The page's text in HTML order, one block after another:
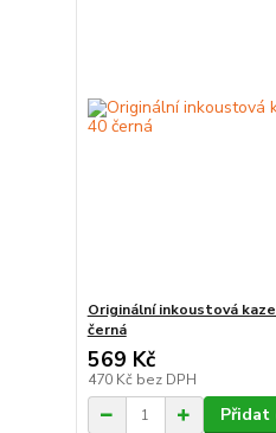
Originální inkoustová
černá
569 Kč
470 Kč bez DPH
Přidat